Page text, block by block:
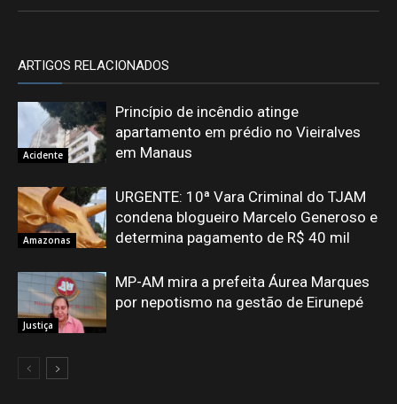
ARTIGOS RELACIONADOS
Acidente
Princípio de incêndio atinge
apartamento em prédio no Vieiralves
em Manaus
Amazonas
URGENTE: 10ª Vara Criminal do TJAM
condena blogueiro Marcelo Generoso e
determina pagamento de R$ 40 mil
Justiça
MP-AM mira a prefeita Áurea Marques
por nepotismo na gestão de Eirunepé